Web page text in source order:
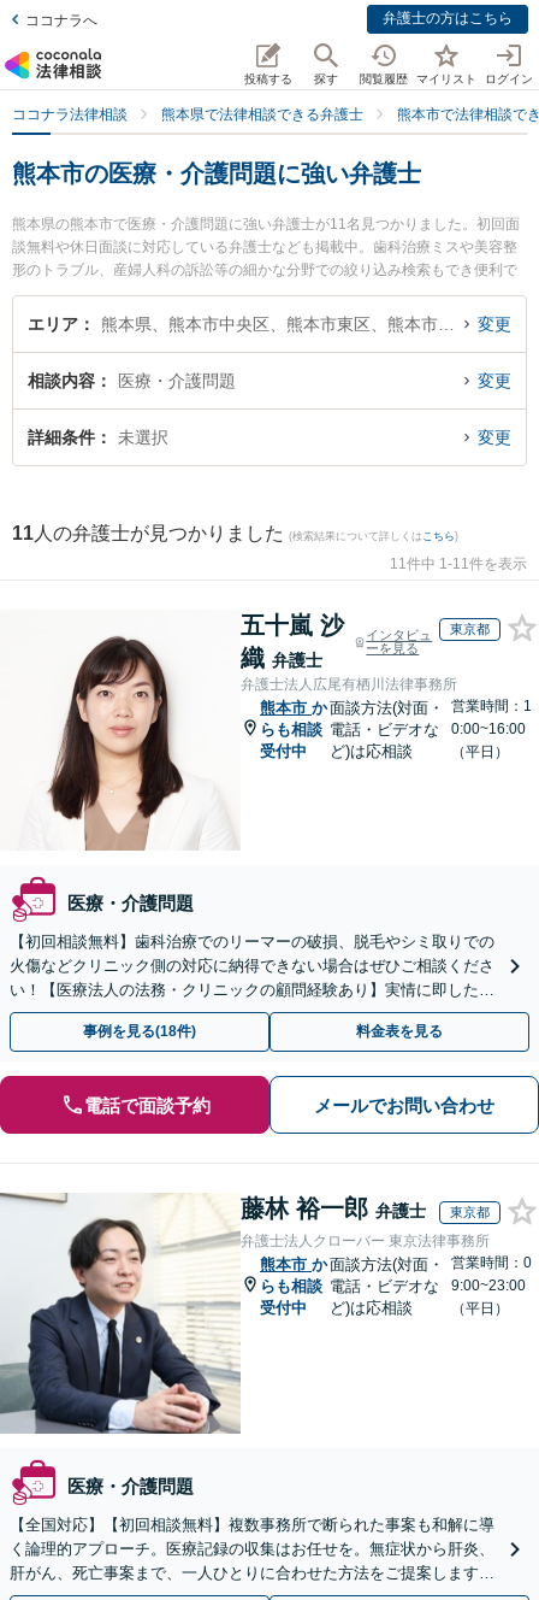
ココナラへ 弁護士の方はこちら
投稿する 探す 閲覧履歴 マイリスト ログイン
ココナラ法律相談 熊本県で法律相談できる弁護士 熊本市で法律相談で
熊本市の医療・介護問題に強い弁護士
熊本県の熊本市で医療・介護問題に強い弁護士が11名見つかりました。初回面
談無料や休日面談に対応している弁護士なども掲載中。歯科治療ミスや美容整
形のトラブル、産婦人科の訴訟等の細かな分野での絞り込み検索もでき便利で
す。特に銀河法律事務所の河口 大輔弁護士や熊本セントラル法律事務所の木野
博徳弁護士、保田窪法律事務所の田上 裕輝弁護士のプロフィール情報や弁護士
ブル解決の実績豊富な近くの弁護士を検索したい』『初回相談無料で医療・介
護問題を法律相談できる熊本市内の弁護士に相談予約したい』などでお困りの
相談者さんにおすすめです。
エリア 変更
相談内容 医療・介護問題 変更
詳細条件 未選択 変更
11 人の弁護士が見つかりました (検索結果について詳しくは こちら)
11件中 1-11件を表示
五十嵐 沙
織 弁護士
インタビュ
ーを見る
東京都
弁護士法人広尾有栖川法律事務所
熊本市 か
らも相談
受付中
面談方法(対面・
電話・ビデオな
ど)は応相談
営業時間：1
0:00~16:00
（平日）
医療・介護問題
【初回相談無料】歯科治療でのリーマーの破損、脱毛やシミ取りでの
火傷などクリニック側の対応に納得できない場合はぜひご相談くださ
い！【医療法人の法務・クリニックの顧問経験あり】実情に即したア
ドバイスで、納得のできるトラブルの解決を目指します。
事例を見る(18件) 料金表を見る
電話で面談予約 メールでお問い合わせ
藤林 裕一郎 弁護士 東京都
弁護士法人クローバー 東京法律事務所
熊本市 か
らも相談
受付中
面談方法(対面・
電話・ビデオな
ど)は応相談
営業時間：0
9:00~23:00
（平日）
医療・介護問題
【全国対応】【初回相談無料】複数事務所で断られた事案も和解に導
く論理的アプローチ。医療記録の収集はお任せを。無症状から肝炎、
肝がん、死亡事案まで、一人ひとりに合わせた方法をご提案します。